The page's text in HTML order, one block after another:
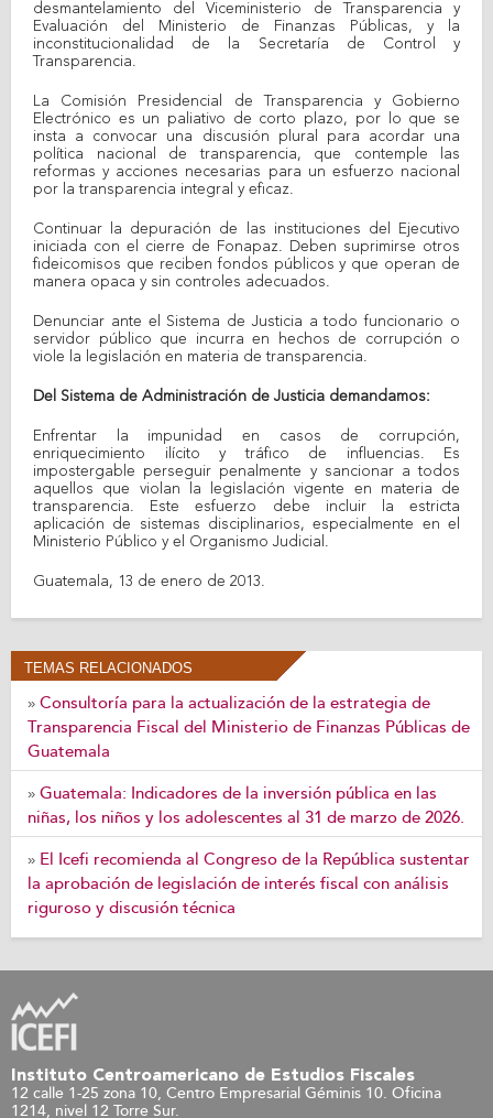
desmantelamiento del Viceministerio de Transparencia y
Evaluación del Ministerio de Finanzas Públicas, y la
inconstitucionalidad de la Secretaría de Control y
Transparencia.
La Comisión Presidencial de Transparencia y Gobierno
Electrónico es un paliativo de corto plazo, por lo que se
insta a convocar una discusión plural para acordar una
política nacional de transparencia, que contemple las
reformas y acciones necesarias para un esfuerzo nacional
por la transparencia integral y eficaz.
Continuar la depuración de las instituciones del Ejecutivo
iniciada con el cierre de Fonapaz. Deben suprimirse otros
fideicomisos que reciben fondos públicos y que operan de
manera opaca y sin controles adecuados.
Denunciar ante el Sistema de Justicia a todo funcionario o
servidor público que incurra en hechos de corrupción o
viole la legislación en materia de transparencia.
Del Sistema de Administración de Justicia demandamos:
Enfrentar la impunidad en casos de corrupción,
enriquecimiento ilícito y tráfico de influencias. Es
impostergable perseguir penalmente y sancionar a todos
aquellos que violan la legislación vigente en materia de
transparencia. Este esfuerzo debe incluir la estricta
aplicación de sistemas disciplinarios, especialmente en el
Ministerio Público y el Organismo Judicial.
Guatemala, 13 de enero de 2013.
TEMAS RELACIONADOS
» Consultoría para la actualización de la estrategia de
Transparencia Fiscal del Ministerio de Finanzas Públicas de
Guatemala
» Guatemala: Indicadores de la inversión pública en las
niñas, los niños y los adolescentes al 31 de marzo de 2026.
» El Icefi recomienda al Congreso de la República sustentar
la aprobación de legislación de interés fiscal con análisis
riguroso y discusión técnica
Instituto Centroamericano de Estudios Fiscales
12 calle 1-25 zona 10, Centro Empresarial Géminis 10. Oficina
1214, nivel 12 Torre Sur.